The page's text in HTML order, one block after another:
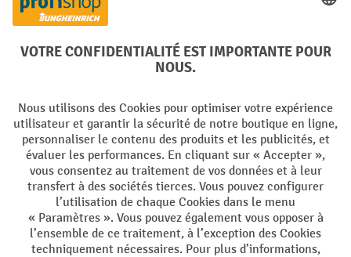
Facebook
YouTube
LinkedInInstagram
Conditions générales de vente Mentions Légales
Protection des Données Politique de cookies
All prices excl. VAT plusshipping costsand possible delivery charges,
if not stated otherwise.